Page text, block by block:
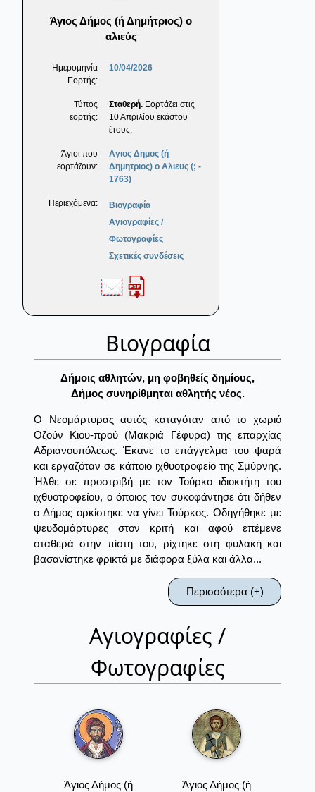
Άγιος Δήμος (ή Δημήτριος) ο
αλιεύς
Ημερομηνία
Εορτής:
10/04/2026
Τύπος
εορτής:
Σταθερή. Εορτάζει στις
10 Απριλίου εκάστου
έτους.
Άγιοι που
εορτάζουν:
Αγιος Δημος (ή
Δημητριος) ο Αλιευς (; -
1763)
Περιεχόμενα:
Βιογραφία
Αγιογραφίες /
Φωτογραφίες
Σχετικές συνδέσεις
Βιογραφία
Δήμοις αθλητών, μη φοβηθείς δημίους,
Δήμος συνηρίθμηται αθλητής νέος.
Ο Νεομάρτυρας αυτός καταγόταν από το χωριό
Οζούν Κιου-πρού (Μακριά Γέφυρα) της επαρχίας
Αδριανουπόλεως. Έκανε το επάγγελμα του ψαρά
και εργαζόταν σε κάποιο ιχθυοτροφείο της Σμύρνης.
Ήλθε σε προστριβή με τον Τούρκο ιδιοκτήτη του
ιχθυοτροφείου, ο όποιος τον συκοφάντησε ότι δήθεν
ο Δήμος ορκίστηκε να γίνει Τούρκος. Οδηγήθηκε με
ψευδομάρτυρες στον κριτή και αφού επέμενε
σταθερά στην πίστη του, ρίχτηκε στη φυλακή και
βασανίστηκε φρικτά με διάφορα ξύλα και άλλα...
Περισσότερα (+)
Αγιογραφίες /
Φωτογραφίες
Άγιος Δήμος (ή
Άγιος Δήμος (ή